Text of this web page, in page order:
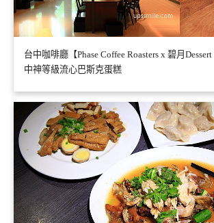
台中咖啡廳【Phase Coffee Roasters x 碧月
中神等級流心巴斯克蛋糕